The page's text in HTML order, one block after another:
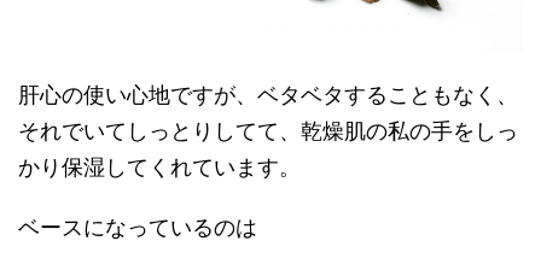
肝心の使い心地ですが、ベタベタすることもなく、
それでいてしっとりしてて、乾燥肌の私の手をしっ
かり保湿してくれています。
ベースになっているのは